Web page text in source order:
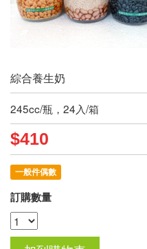
綜合養生奶
245cc/瓶，24入/箱
$410
一般件偶數
訂購數量